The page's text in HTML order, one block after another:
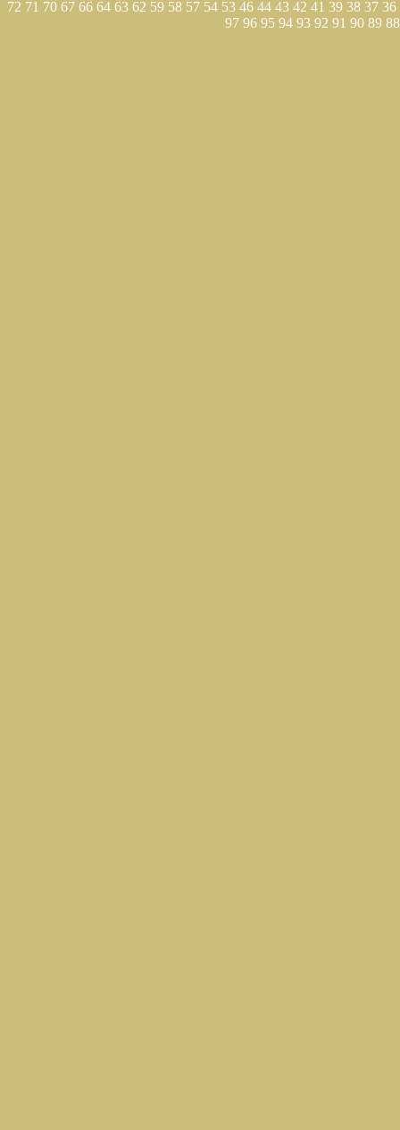
36
37
38
39
41
42
43
44
46
53
54
57
58
59
62
63
64
66
67
70
71
72
88
89
90
91
92
93
94
95
96
97